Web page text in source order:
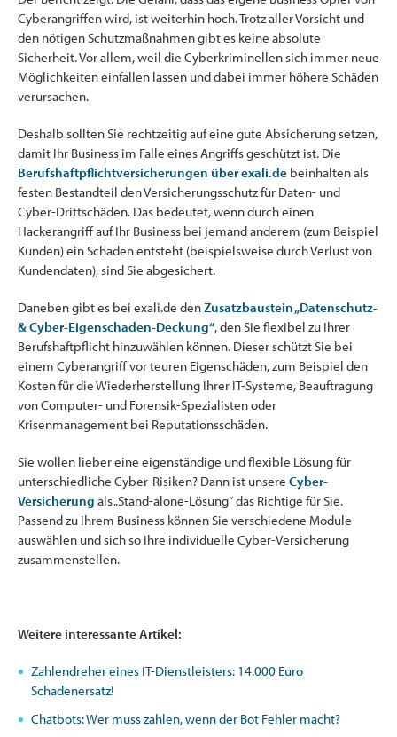
Cyberangriffen wird, ist weiterhin hoch. Trotz aller Vorsicht und
den nötigen Schutzmaßnahmen gibt es keine absolute
Sicherheit. Vor allem, weil die Cyberkriminellen sich immer neue
Möglichkeiten einfallen lassen und dabei immer höhere Schäden
verursachen.
Deshalb sollten Sie rechtzeitig auf eine gute Absicherung setzen,
damit Ihr Business im Falle eines Angriffs geschützt ist. Die
Berufshaftpflichtversicherungen über exali.de beinhalten als
festen Bestandteil den Versicherungsschutz für Daten- und
Cyber-Drittschäden. Das bedeutet, wenn durch einen
Hackerangriff auf Ihr Business bei jemand anderem (zum Beispiel
Kunden) ein Schaden entsteht (beispielsweise durch Verlust von
Kundendaten), sind Sie abgesichert.
Daneben gibt es bei exali.de denZusatzbaustein „Datenschutz-
& Cyber-Eigenschaden-Deckung“, den Sie flexibel zu Ihrer
Berufshaftpflicht hinzuwählen können. Dieser schützt Sie bei
einem Cyberangriff vor teuren Eigenschäden, zum Beispiel den
Kosten für die Wiederherstellung Ihrer IT-Systeme, Beauftragung
von Computer- und Forensik-Spezialisten oder
Krisenmanagement bei Reputationsschäden.
Sie wollen lieber eine eigenständige und flexible Lösung für
unterschiedliche Cyber-Risiken? Dann ist unsere Cyber-
Versicherung als „Stand-alone-Lösung“ das Richtige für Sie.
Passend zu Ihrem Business können Sie verschiedene Module
auswählen und sich so Ihre individuelle Cyber-Versicherung
zusammenstellen.
Weitere interessante Artikel:
Zahlendreher eines IT-Dienstleisters: 14.000 Euro
Schadenersatz!
Chatbots: Wer muss zahlen, wenn der Bot Fehler macht?